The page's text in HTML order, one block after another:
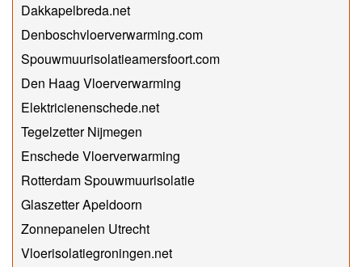
Dakkapelbreda.net
Denboschvloerverwarming.com
Spouwmuurisolatieamersfoort.com
Den Haag Vloerverwarming
Elektricienenschede.net
Tegelzetter Nijmegen
Enschede Vloerverwarming
Rotterdam Spouwmuurisolatie
Glaszetter Apeldoorn
Zonnepanelen Utrecht
Vloerisolatiegroningen.net